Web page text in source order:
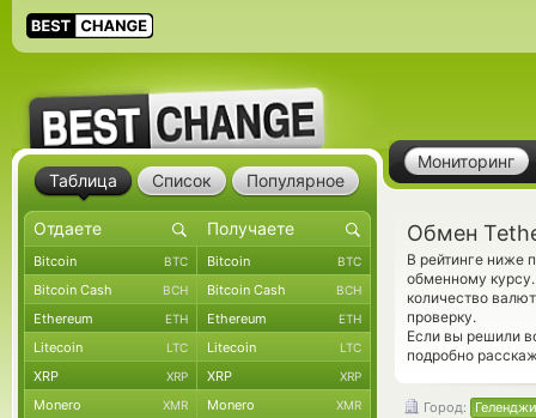
Мониторинг
Обмен
В рейтинге ниже
обменному
количество
проверку.
Если вы решили
подробно
Город:
Таблица Список Популярное
Bitcoin BTC Bitcoin BTC
Bitcoin Cash BCH Bitcoin Cash BCH
Ethereum ETH Ethereum ETH
Litecoin LTC Litecoin LTC
XRP XRP XRP XRP
Monero XMR Monero XMR